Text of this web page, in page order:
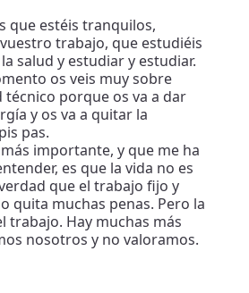
que estéis tranquilos,
trabajo, que estudiéis
salud y estudiar y estudiar.
os veis muy sobre
técnico porque os va a dar
y os va a quitar la
pas.
importante, y que me ha
es que la vida no es
que el trabajo fijo y
quita muchas penas. Pero la
trabajo. Hay muchas más
nosotros y no valoramos.